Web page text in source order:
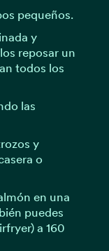
pequeños.
y
reposar un
todos los
las
y
o
en una
puedes
a 160